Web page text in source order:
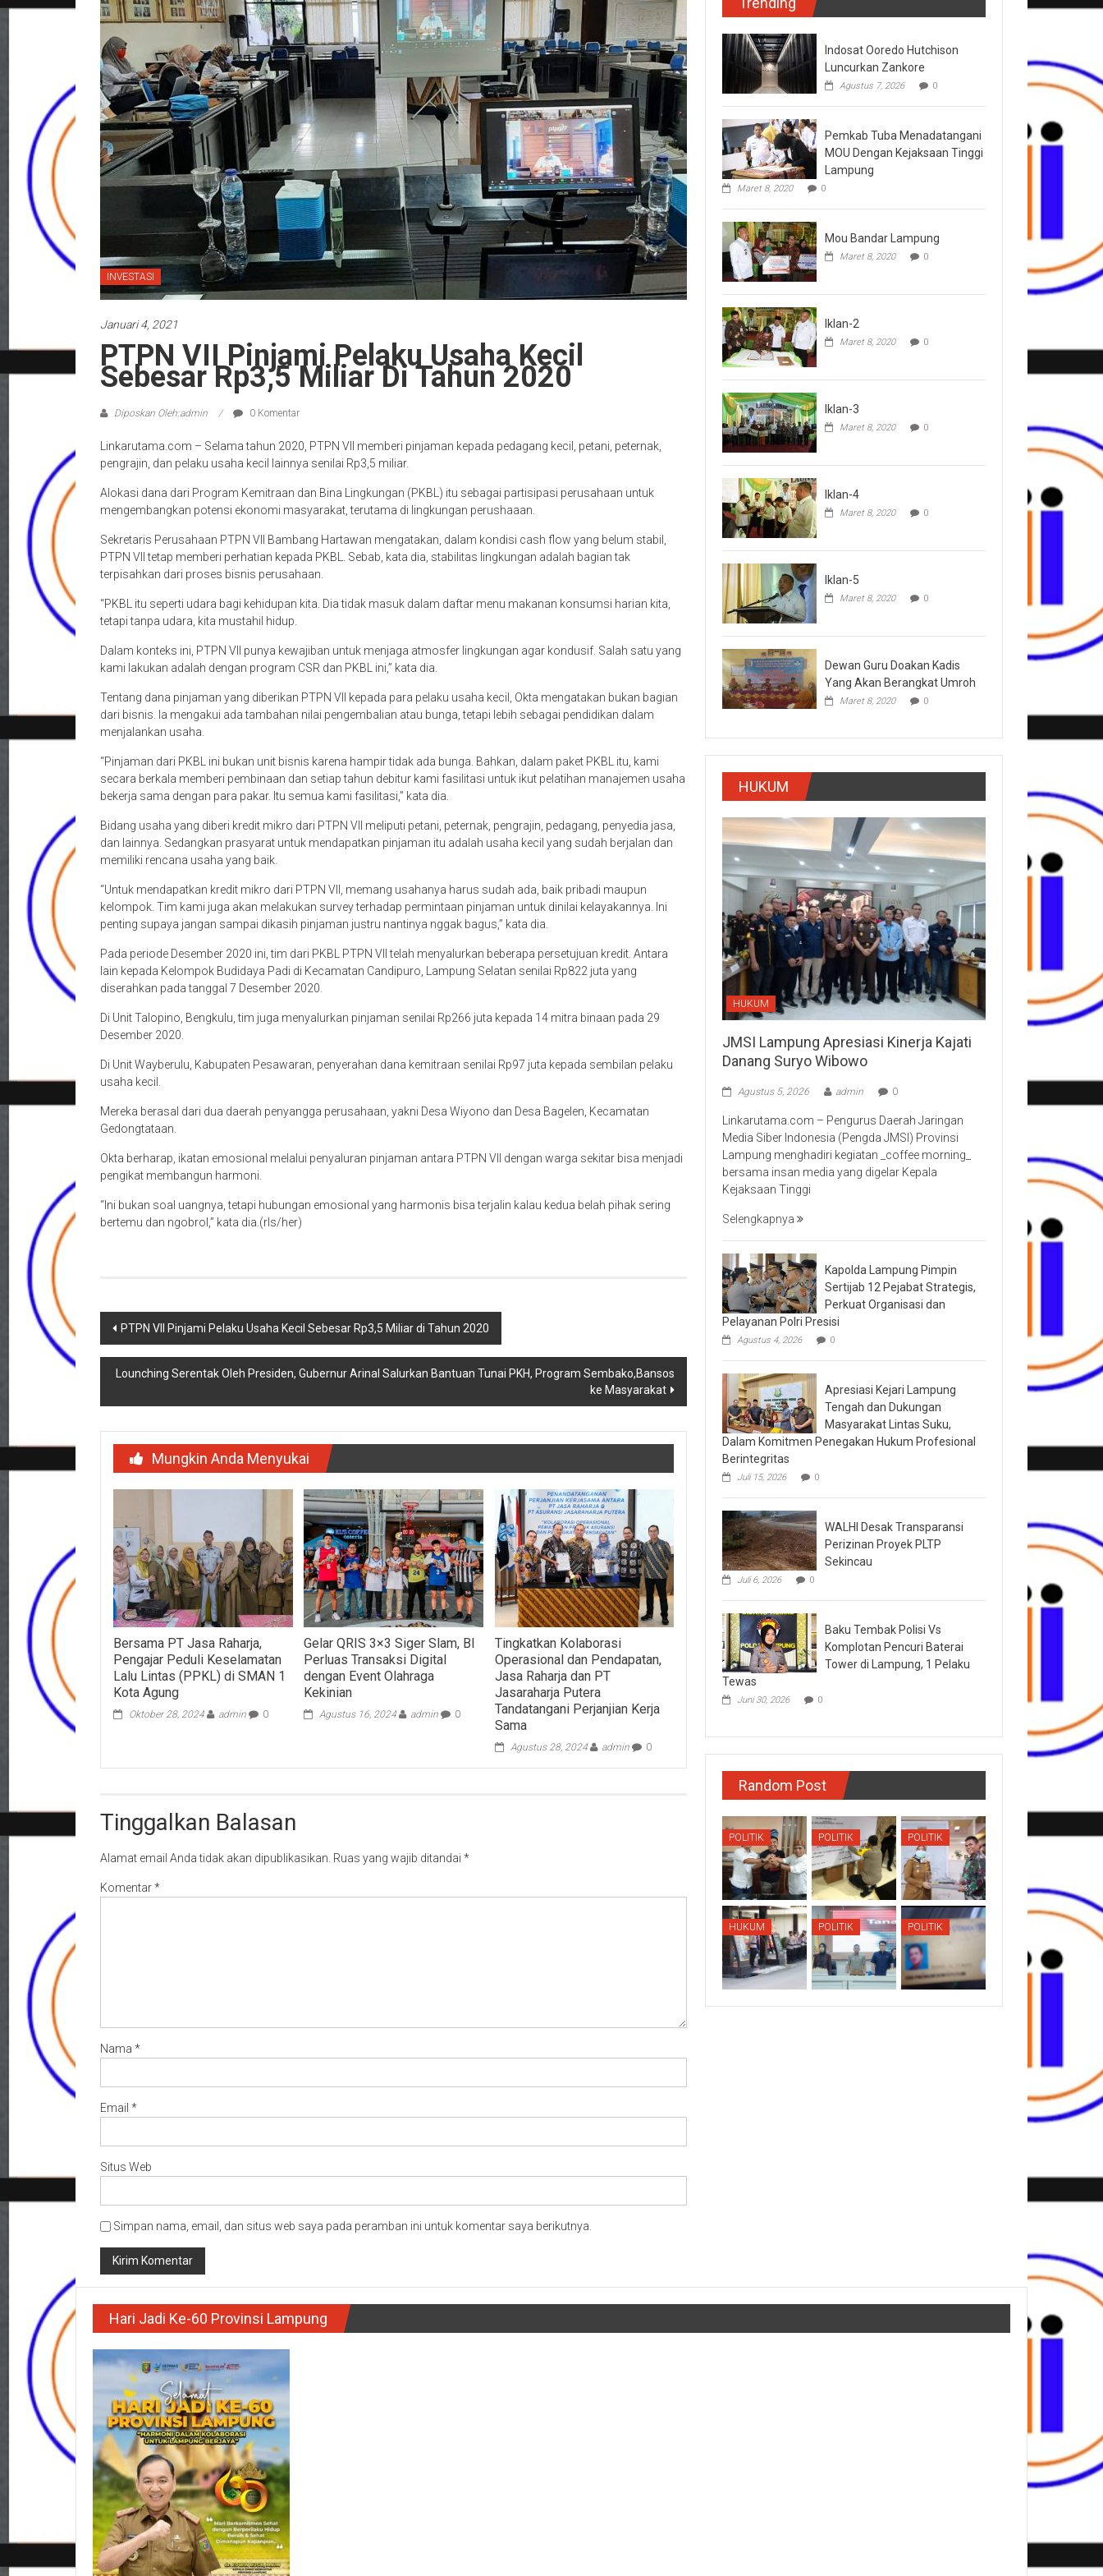
INVESTASI
Januari 4, 2021
PTPN VII Pinjami Pelaku Usaha Kecil
Sebesar Rp3,5 Miliar Di Tahun 2020
Diposkan Oleh:admin 0 Komentar
Linkarutama.com – Selama tahun 2020, PTPN VII memberi pinjaman kepada pedagang kecil, petani, peternak,
pengrajin, dan pelaku usaha kecil lainnya senilai Rp3,5 miliar.
Alokasi dana dari Program Kemitraan dan Bina Lingkungan (PKBL) itu sebagai partisipasi perusahaan untuk
mengembangkan potensi ekonomi masyarakat, terutama di lingkungan perushaaan.
Sekretaris Perusahaan PTPN VII Bambang Hartawan mengatakan, dalam kondisi cash flow yang belum stabil,
PTPN VII tetap memberi perhatian kepada PKBL. Sebab, kata dia, stabilitas lingkungan adalah bagian tak
terpisahkan dari proses bisnis perusahaan.
“PKBL itu seperti udara bagi kehidupan kita. Dia tidak masuk dalam daftar menu makanan konsumsi harian kita,
tetapi tanpa udara, kita mustahil hidup.
Dalam konteks ini, PTPN VII punya kewajiban untuk menjaga atmosfer lingkungan agar kondusif. Salah satu yang
kami lakukan adalah dengan program CSR dan PKBL ini,” kata dia.
Tentang dana pinjaman yang diberikan PTPN VII kepada para pelaku usaha kecil, Okta mengatakan bukan bagian
dari bisnis. Ia mengakui ada tambahan nilai pengembalian atau bunga, tetapi lebih sebagai pendidikan dalam
menjalankan usaha.
“Pinjaman dari PKBL ini bukan unit bisnis karena hampir tidak ada bunga. Bahkan, dalam paket PKBL itu, kami
secara berkala memberi pembinaan dan setiap tahun debitur kami fasilitasi untuk ikut pelatihan manajemen usaha
bekerja sama dengan para pakar. Itu semua kami fasilitasi,” kata dia.
Bidang usaha yang diberi kredit mikro dari PTPN VII meliputi petani, peternak, pengrajin, pedagang, penyedia jasa,
dan lainnya. Sedangkan prasyarat untuk mendapatkan pinjaman itu adalah usaha kecil yang sudah berjalan dan
memiliki rencana usaha yang baik.
“Untuk mendapatkan kredit mikro dari PTPN VII, memang usahanya harus sudah ada, baik pribadi maupun
kelompok. Tim kami juga akan melakukan survey terhadap permintaan pinjaman untuk dinilai kelayakannya. Ini
penting supaya jangan sampai dikasih pinjaman justru nantinya nggak bagus,” kata dia.
Pada periode Desember 2020 ini, tim dari PKBL PTPN VII telah menyalurkan beberapa persetujuan kredit. Antara
lain kepada Kelompok Budidaya Padi di Kecamatan Candipuro, Lampung Selatan senilai Rp822 juta yang
diserahkan pada tanggal 7 Desember 2020.
Di Unit Talopino, Bengkulu, tim juga menyalurkan pinjaman senilai Rp266 juta kepada 14 mitra binaan pada 29
Desember 2020.
Di Unit Wayberulu, Kabupaten Pesawaran, penyerahan dana kemitraan senilai Rp97 juta kepada sembilan pelaku
usaha kecil.
Mereka berasal dari dua daerah penyangga perusahaan, yakni Desa Wiyono dan Desa Bagelen, Kecamatan
Gedongtataan.
Okta berharap, ikatan emosional melalui penyaluran pinjaman antara PTPN VII dengan warga sekitar bisa menjadi
pengikat membangun harmoni.
“Ini bukan soal uangnya, tetapi hubungan emosional yang harmonis bisa terjalin kalau kedua belah pihak sering
bertemu dan ngobrol,” kata dia.(rls/her)
Navigasi
pos
PTPN VII Pinjami Pelaku Usaha Kecil Sebesar Rp3,5 Miliar di Tahun 2020
Lounching Serentak Oleh Presiden, Gubernur Arinal Salurkan Bantuan Tunai PKH, Program Sembako,Bansos
ke Masyarakat
Mungkin Anda Menyukai
Bersama PT Jasa Raharja,
Pengajar Peduli Keselamatan
Lalu Lintas (PPKL) di SMAN 1
Kota Agung
Oktober 28, 2024 admin 0
Gelar QRIS 3×3 Siger Slam, BI
Perluas Transaksi Digital
dengan Event Olahraga
Kekinian
Agustus 16, 2024 admin 0
Tingkatkan Kolaborasi
Operasional dan Pendapatan,
Jasa Raharja dan PT
Jasaraharja Putera
Tandatangani Perjanjian Kerja
Sama
Agustus 28, 2024 admin 0
Tinggalkan Balasan
Alamat email Anda tidak akan dipublikasikan. Ruas yang wajib ditandai *
Komentar*
Nama *
Email *
Situs Web
Simpan nama, email, dan situs web saya pada peramban ini untuk komentar saya berikutnya.
Indosat Ooredo Hutchison
Luncurkan Zankore
Agustus 7, 2026 0
Pemkab Tuba Menadatangani
MOU Dengan Kejaksaan Tinggi
Lampung
Maret 8, 2020 0
Mou Bandar Lampung
Maret 8, 2020 0
Iklan-2
Maret 8, 2020 0
Iklan-3
Maret 8, 2020 0
Iklan-4
Maret 8, 2020 0
Iklan-5
Maret 8, 2020 0
Dewan Guru Doakan Kadis
Yang Akan Berangkat Umroh
Maret 8, 2020 0
HUKUM
HUKUM
JMSI Lampung Apresiasi Kinerja Kajati
Danang Suryo Wibowo
Agustus 5, 2026 admin 0
Linkarutama.com – Pengurus Daerah Jaringan
Media Siber Indonesia (Pengda JMSI) Provinsi
Lampung menghadiri kegiatan _coffee morning_
bersama insan media yang digelar Kepala
Kejaksaan Tinggi
Selengkapnya
Kapolda Lampung Pimpin
Sertijab 12 Pejabat Strategis,
Perkuat Organisasi dan
Pelayanan Polri Presisi
Agustus 4, 2026 0
Apresiasi Kejari Lampung
Tengah dan Dukungan
Masyarakat Lintas Suku,
Dalam Komitmen Penegakan Hukum Profesional
Berintegritas
Juli 15, 2026 0
WALHI Desak Transparansi
Perizinan Proyek PLTP
Sekincau
Juli 6, 2026 0
Baku Tembak Polisi Vs
Komplotan Pencuri Baterai
Tower di Lampung, 1 Pelaku
Tewas
Juni 30, 2026 0
Random Post
POLITIK POLITIK POLITIK
HUKUM POLITIK POLITIK
Hari Jadi Ke-60 Provinsi Lampung